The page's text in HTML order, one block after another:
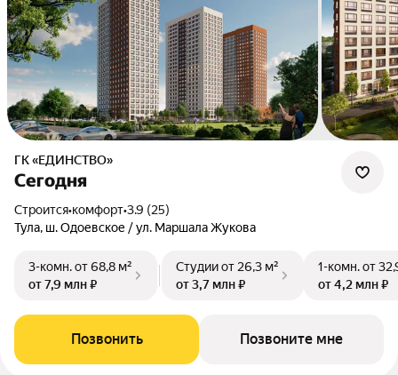
ГК «ЕДИНСТВО»
Сегодня
Строится•комфорт•3.9 (25)
Тула, ш. Одоевское / ул. Маршала Жукова
3-комн.от 68,8 м²
от 7,9 млн ₽
Студииот 26,3 м²
от 3,7 млн ₽
1-комн.от
от 4,2 млн ₽
Позвонить Позвоните мне